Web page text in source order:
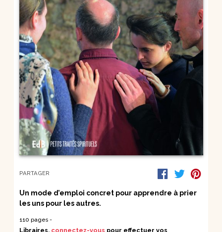
PARTAGER
Un mode d’emploi concret pour apprendre à prier
les uns pour les autres.
110 pages -
Libraires, connectez-vous pour effectuer vos